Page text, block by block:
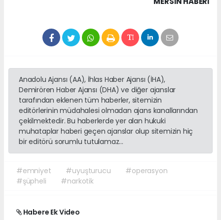
Anadolu Ajansı (AA), İhlas Haber Ajansı (İHA),
Demirören Haber Ajansı (DHA) ve diğer ajanslar
tarafından eklenen tüm haberler, sitemizin
editörlerinin müdahalesi olmadan ajans kanallarından
çekilmektedir. Bu haberlerde yer alan hukuki
muhataplar haberi geçen ajanslar olup sitemizin hiç
bir editörü sorumlu tutulamaz...
#emniyet #uyuşturucu
#operasyon
#şüpheli
#narkotik
Habere Ek Video